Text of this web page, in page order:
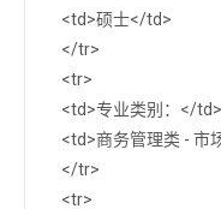
<td>硕士</td>
</tr>
<tr>
<td>专业类别：</td>
<td>商务管理类 - 市
</tr>
<tr>